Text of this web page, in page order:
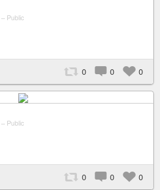
– Public
0 0 0
– Public
0 0 0